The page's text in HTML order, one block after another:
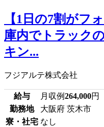
【1日の7割がフ
庫内でトラック
キン...
フジアルテ株式会社
給与 月収例264,000円
勤務地
大阪府 茨木市
寮・社宅 なし